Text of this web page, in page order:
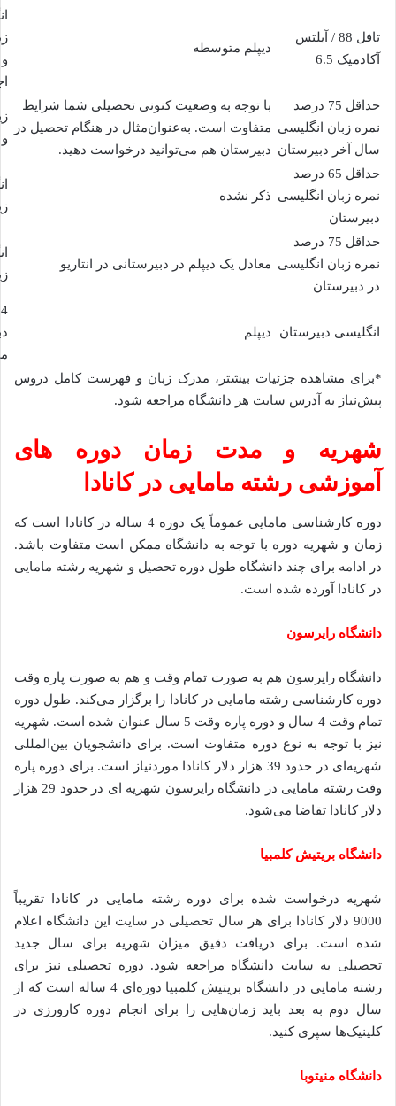
تافل 88 / آیلتس
آکادمیک 6.5
دیپلم متوسطه
حداقل 75 درصد
نمره زبان انگلیسی
سال آخر دبیرستان
با توجه به وضعیت کنونی تحصیلی شما شرایط
متفاوت است. به‌عنوان‌مثال در هنگام تحصیل در
دبیرستان هم می‌توانید درخواست دهید.
حداقل 65 درصد
نمره زبان انگلیسی
دبیرستان
ذکر نشده
حداقل 75 درصد
نمره زبان انگلیسی
در دبیرستان
معادل یک دیپلم در دبیرستانی در انتاریو
انگلیسی دبیرستان دیپلم
*برای مشاهده جزئیات بیشتر، مدرک زبان و فهرست کامل دروس
پیش‌نیاز به آدرس سایت هر دانشگاه مراجعه شود.
شهریه و مدت زمان دوره های
آموزشی رشته مامایی در کانادا
دوره کارشناسی مامایی عموماً یک دوره 4 ساله در کانادا است که
زمان و شهریه دوره با توجه به دانشگاه ممکن است متفاوت باشد.
در ادامه برای چند دانشگاه طول دوره تحصیل و شهریه رشته مامایی
در کانادا آورده شده است.
دانشگاه رایرسون
دانشگاه رایرسون هم به ‌صورت تمام‌ وقت و هم به ‌صورت پاره ‌وقت
دوره کارشناسی رشته مامایی در کانادا را برگزار می‌کند. طول دوره
تمام ‌وقت 4 سال و دوره پاره ‌وقت 5 سال عنوان‌ شده است. شهریه
نیز با توجه به نوع دوره متفاوت است. برای دانشجویان بین‌المللی
شهریه‌ای در حدود 39 هزار دلار کانادا موردنیاز است. برای دوره پاره
‌وقت رشته مامایی در دانشگاه رایرسون شهریه ‌ای در حدود 29 هزار
دلار کانادا تقاضا می‌شود.
دانشگاه بریتیش کلمبیا
شهریه درخواست شده برای دوره رشته مامایی در کانادا تقریباً
9000 دلار کانادا برای هر سال تحصیلی در سایت این دانشگاه اعلام
‌شده است. برای دریافت دقیق میزان شهریه برای سال جدید
تحصیلی به سایت دانشگاه مراجعه شود. دوره تحصیلی نیز برای
رشته مامایی در دانشگاه بریتیش کلمبیا دوره‌ای 4 ساله است که از
سال دوم به بعد باید زمان‌هایی را برای انجام دوره کارورزی در
کلینیک‌ها سپری کنید.
دانشگاه منیتوبا